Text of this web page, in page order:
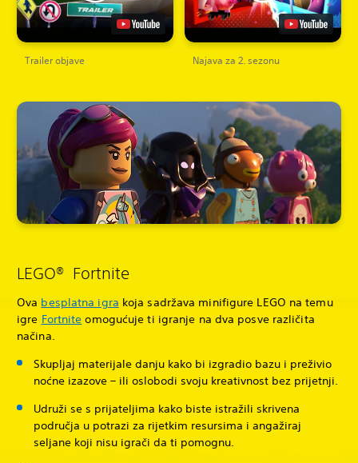
Trailer objave Najava za 2. sezonu
LEGO® Fortnite
Ova besplatna igra koja sadržava minifigure LEGO na temu
igre Fortnite omogućuje ti igranje na dva posve različita
načina.
Skupljaj materijale danju kako bi izgradio bazu i preživio
noćne izazove – ili oslobodi svoju kreativnost bez prijetnji.
Udruži se s prijateljima kako biste istražili skrivena
područja u potrazi za rijetkim resursima i angažiraj
seljane koji nisu igrači da ti pomognu.